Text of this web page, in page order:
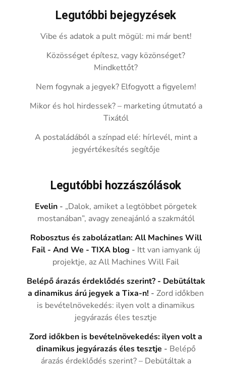
Legutóbbi bejegyzések
Vibe és adatok a pult mögül: mi már bent!
Közösséget építesz, vagy közönséget?
Mindkettőt?
Nem fogynak a jegyek? Elfogyott a figyelem!
Mikor és hol hirdessek? – marketing útmutató a
Tixától
A postaládából a színpad elé: hírlevél, mint a
jegyértékesítés segítője
Legutóbbi hozzászólások
Evelin - „Dalok, amiket a legtöbbet pörgetek
mostanában”, avagy zeneajánló a szakmától
Robosztus és zabolázatlan: All Machines Will
Fail - And We - TIXA blog - Itt van iamyank új
projektje, az All Machines Will Fail
Belépő árazás érdeklődés szerint? - Debütáltak
a dinamikus árú jegyek a Tixa-n! -Zord időkben
is bevételnövekedés: ilyen volt a dinamikus
jegyárazás éles tesztje
Zord időkben is bevételnövekedés: ilyen volt a
dinamikus jegyárazás éles tesztje - Belépő
árazás érdeklődés szerint? – Debütáltak a